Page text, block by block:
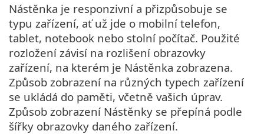
Nástěnka je responzivní a přizpůsobuje se
typu zařízení, ať už jde o mobilní telefon,
tablet, notebook nebo stolní počítač. Použité
rozložení závisí na rozlišení obrazovky
zařízení, na kterém je Nástěnka zobrazena.
Způsob zobrazení na různých typech zařízení
se ukládá do paměti, včetně vašich úprav.
Způsob zobrazení Nástěnky se přepíná podle
šířky obrazovky daného zařízení.